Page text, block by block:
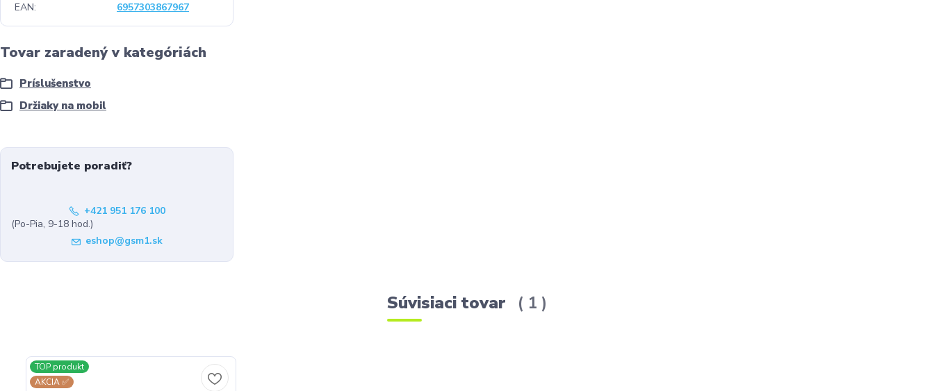
EAN 6957303867967
Tovar zaradený v kategóriách
Príslušenstvo
Držiaky na mobil
Potrebujete poradiť?
+421 951 176 100
(Po-Pia, 9-18 hod.)
eshop@gsm1.sk
Súvisiaci tovar 1
TOP produkt
AKCIA ✅